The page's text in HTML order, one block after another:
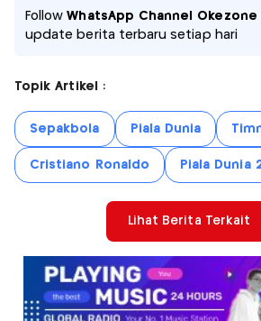
FollowWhatsApp Channel Okezone
update berita terbaru setiap hari
Topik Artikel :
Sepakbola Piala Dunia
Cristiano Ronaldo Piala Dunia
Lihat Berita Terkait